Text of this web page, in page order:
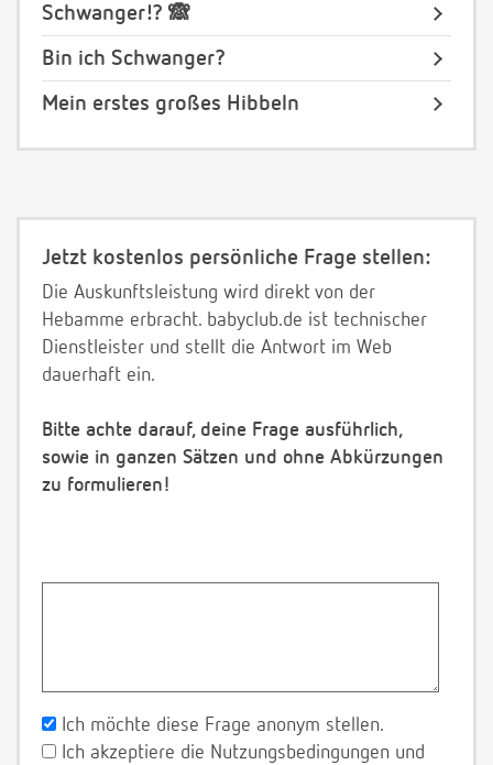
Schwanger!? 🙈
Bin ich Schwanger?
Mein erstes großes Hibbeln
Jetzt kostenlos persönliche Frage stellen:
Die Auskunftsleistung wird direkt von der
Hebamme erbracht. babyclub.de ist technischer
Dienstleister und stellt die Antwort im Web
dauerhaft ein.
Bitte achte darauf, deine Frage ausführlich,
sowie in ganzen Sätzen und ohne Abkürzungen
zu formulieren!
Ich möchte diese Frage anonym stellen.
Ich akzeptiere die Nutzungsbedingungen und